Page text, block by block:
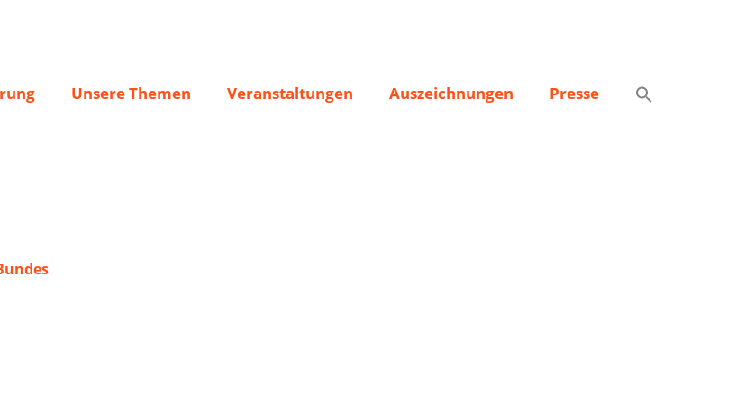
Unsere Themen Veranstaltungen Auszeichnungen Presse